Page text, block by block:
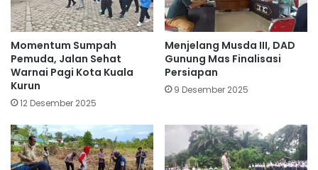
Momentum Sumpah
Pemuda, Jalan Sehat
Warnai Pagi Kota Kuala
Kurun
12 Desember 2025
Menjelang Musda III, DAD
Gunung Mas Finalisasi
Persiapan
9 Desember 2025